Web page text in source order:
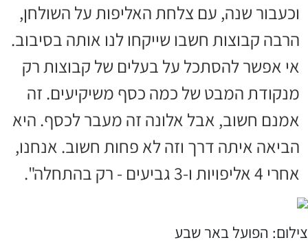
וכעבור שנה, עם צלחת האליפות על השולחן,
הרבה קבוצות חשבו שייקחו לנו אותה בסיבוב.
אי אפשר להסתכל על בעלים של קבוצות רק
מנקודת המבט של כמה כסף משיקיעים. זה
אמנם חשוב, אבל אלונה זה מעבר לכסף. היא
הביאה איתה דרך וזה לא פחות חשוב. אנחנו,
אחרי 4 אליפויות ו-3 גביעים - רק בהתחלה".
צילום: הפועל באר שבע